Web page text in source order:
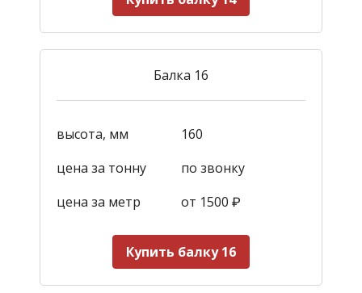
Балка 16
высота, мм
160
цена за тонну
по звонку
цена за метр
от 1500 ₽
Купить балку 16